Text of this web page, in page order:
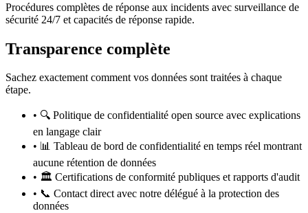
Procédures complètes de réponse aux incidents avec surveillance de
sécurité 24/7 et capacités de réponse rapide.
Transparence complète
Sachez exactement comment vos données sont traitées à chaque
étape.
• 🔍 Politique de confidentialité open source avec explications
en langage clair
• 📊 Tableau de bord de confidentialité en temps réel montrant
aucune rétention de données
• 🏛️ Certifications de conformité publiques et rapports d'audit
• 📞 Contact direct avec notre délégué à la protection des
données